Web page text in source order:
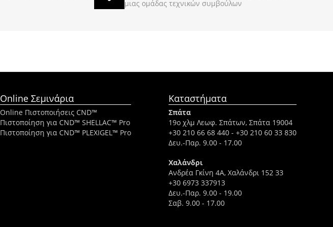
μιας ομάδας τεχνικών συμβούλων
Online Σεμινάρια
Online Πιστοποιήσεις CND™
Πιστοποίηση για CND™ SHELLAC™ Pro
Πιστοποίηση για CND™ PLEXIGEL™ Pro
Καταστήματα
Σπάτα
19ο χλμ Λεωφ. Σπάτων, Σπάτα 19004
+30 210 66 68 440 - +30 210 60 33 830
Δευ.-Παρ. 9.00 - 17.00
Χαλάνδρι
Ανδρέα Γκίνη 4A, Χαλάνδρι 152 33
+30 6973 337913
Δευ.-Παρ. 9.00 - 19.00
Σαβ. 9.00 - 17.00